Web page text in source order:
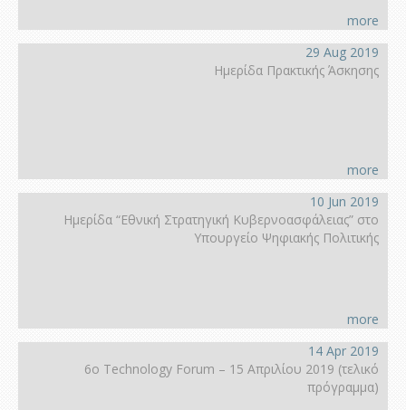
more
29 Aug 2019
Ημερίδα Πρακτικής Άσκησης
more
10 Jun 2019
Ημερίδα “Εθνική Στρατηγική Κυβερνοασφάλειας” στο
Υπουργείο Ψηφιακής Πολιτικής
more
14 Apr 2019
6ο Technology Forum – 15 Απριλίου 2019 (τελικό
πρόγραμμα)